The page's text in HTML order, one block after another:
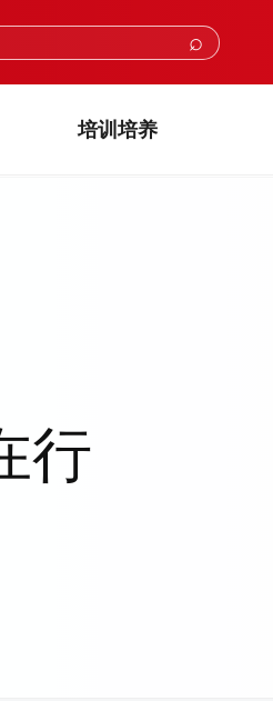
⌕
培训培养
行